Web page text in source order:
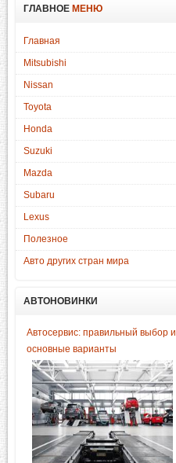
ГЛАВНОЕ МЕНЮ
Главная
Mitsubishi
Nissan
Toyota
Honda
Suzuki
Mazda
Subaru
Lexus
Полезное
Авто других стран мира
АВТОНОВИНКИ
Автосервис: правильный выбор и
основные варианты